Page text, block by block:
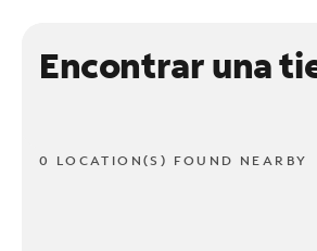
Encontrar una
0 LOCATION(S) FOUND NEARBY